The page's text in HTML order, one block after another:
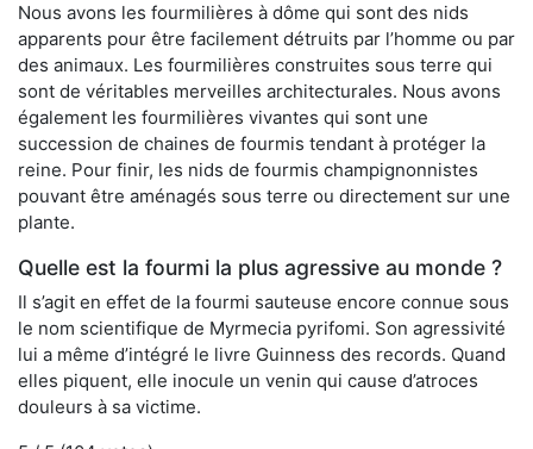
Nous avons les fourmilières à dôme qui sont des nids
apparents pour être facilement détruits par l’homme ou par
des animaux. Les fourmilières construites sous terre qui
sont de véritables merveilles architecturales. Nous avons
également les fourmilières vivantes qui sont une
succession de chaines de fourmis tendant à protéger la
reine. Pour finir, les nids de fourmis champignonnistes
pouvant être aménagés sous terre ou directement sur une
plante.
Quelle est la fourmi la plus agressive au monde ?
Il s’agit en effet de la fourmi sauteuse encore connue sous
le nom scientifique de Myrmecia pyrifomi. Son agressivité
lui a même d’intégré le livre Guinness des records. Quand
elles piquent, elle inocule un venin qui cause d’atroces
douleurs à sa victime.